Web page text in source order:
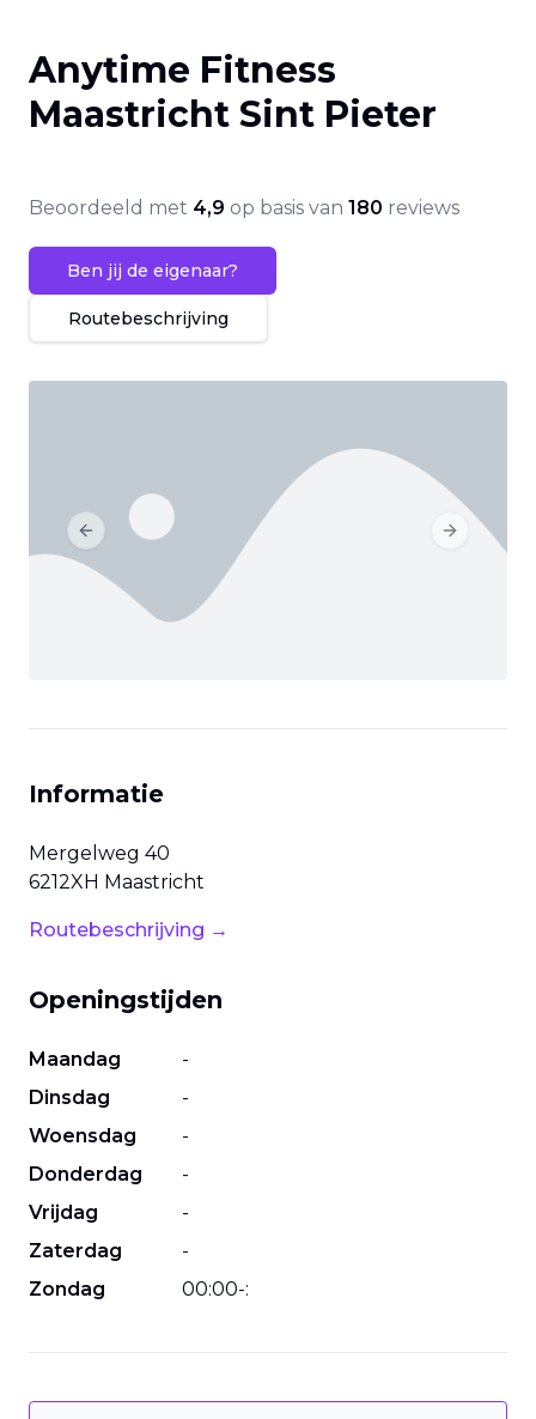
Anytime Fitness
Maastricht Sint Pieter
Beoordeeld met 4,9 op basis van 180 reviews
Ben jij de eigenaar?
Routebeschrijving
Previous slide Next slide
Informatie
Mergelweg 40
6212XH Maastricht
Routebeschrijving →
Openingstijden
Maandag
-
Dinsdag
-
Woensdag
-
Donderdag
-
Vrijdag
-
Zaterdag
-
Zondag
00:00-: